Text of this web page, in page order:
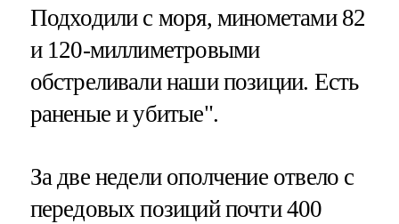
Подходили с моря, минометами 82
и 120-миллиметровыми
обстреливали наши позиции. Есть
раненые и убитые".
За две недели ополчение отвело с
передовых позиций почти 400